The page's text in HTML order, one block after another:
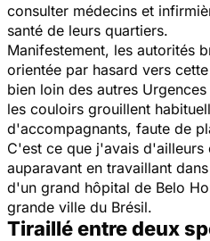
consulter médecins et
santé de leurs quartiers.
Manifestement, les autorités
orientée par hasard vers
bien loin des autres
les couloirs grouillent
d'accompagnants, faute de
C'est ce que j'avais d'ailleurs
auparavant en travaillant
d'un grand hôpital de Belo
grande ville du Brésil.
Tiraillé entre deux